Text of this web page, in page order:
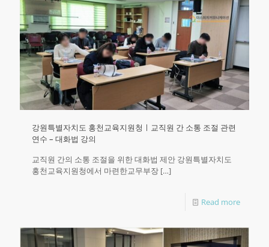
강원특별자치도 홍천교육지원청ㅣ교직원 간 소통 조절 관련
연수 – 대화법 강의
교직원 간의 소통 조절을 위한 대화법 제안 강원특별자치도
홍천교육지원청에서 마련한교무부장 […]
Read more